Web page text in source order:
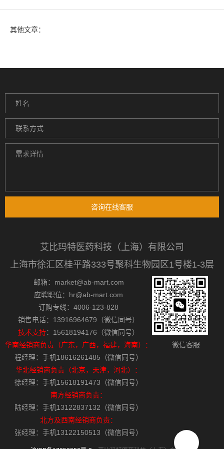
其他文章：
咨询在线客服
艾比玛特医药科技（上海）有限公司
上海市徐汇区桂平路333号聚科生物园区1号楼1-3层
邮箱：market@ab-mart.com
应聘职位：hr@ab-mart.com
订购专线：4006-123-828
销售电话：13916964679（微信同号）
技术支持：15618194176（微信同号）
华南经销商负责（广东，广西，福建，海南）：
程经理：手机18616261485（微信同号）
华北经销商负责（北京，天津，河北）：
徐经理：手机15618191473（微信同号）
南方经销商负责：
陆经理：手机13122837132（微信同号）
北方及西南经销商负责：
张经理：手机13122150513（微信同号）
微信客服